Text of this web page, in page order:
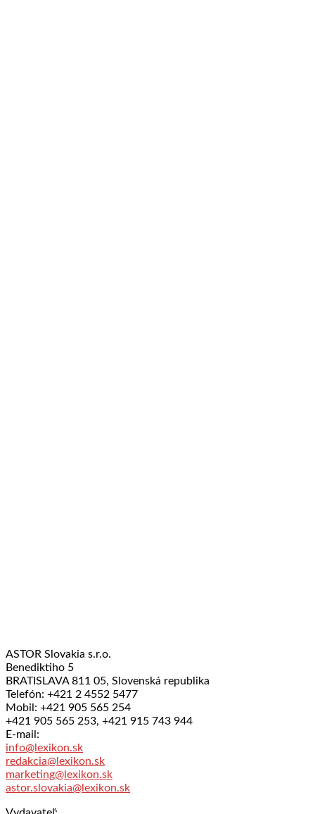
ASTOR Slovakia s.r.o.
Benediktiho 5
BRATISLAVA 811 05, Slovenská republika
Telefón: +421 2 4552 5477
Mobil: +421 905 565 254
+421 905 565 253, +421 915 743 944
E-mail:
info@lexikon.sk
redakcia@lexikon.sk
marketing@lexikon.sk
astor.slovakia@lexikon.sk